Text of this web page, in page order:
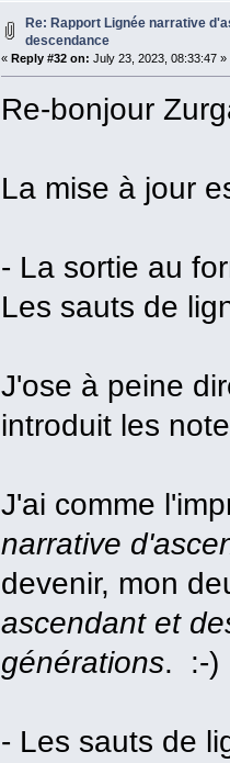
Re: Rapport Lignée narrative
descendance
« Reply #32 on: July 23, 2023, 08:33:47 »
Re-bonjour
La mise à jour
- La sortie au
Les sauts de
J'ose à peine
introduit les
J'ai comme
narrative
devenir, mon
ascendant et
générations. :-)
- Les sauts de